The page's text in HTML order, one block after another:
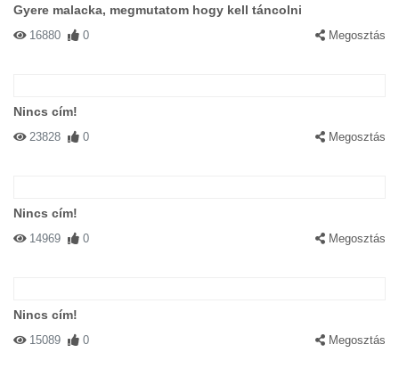
Gyere malacka, megmutatom hogy kell táncolni
16880 0 Megosztás
Nincs cím!
23828 0 Megosztás
Nincs cím!
14969 0 Megosztás
Nincs cím!
15089 0 Megosztás